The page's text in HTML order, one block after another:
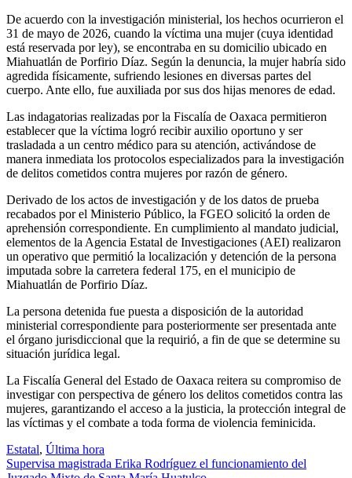
De acuerdo con la investigación ministerial, los hechos ocurrieron el
31 de mayo de 2026, cuando la víctima una mujer (cuya identidad
está reservada por ley), se encontraba en su domicilio ubicado en
Miahuatlán de Porfirio Díaz. Según la denuncia, la mujer habría sido
agredida físicamente, sufriendo lesiones en diversas partes del
cuerpo. Ante ello, fue auxiliada por sus dos hijas menores de edad.
Las indagatorias realizadas por la Fiscalía de Oaxaca permitieron
establecer que la víctima logró recibir auxilio oportuno y ser
trasladada a un centro médico para su atención, activándose de
manera inmediata los protocolos especializados para la investigación
de delitos cometidos contra mujeres por razón de género.
Derivado de los actos de investigación y de los datos de prueba
recabados por el Ministerio Público, la FGEO solicitó la orden de
aprehensión correspondiente. En cumplimiento al mandato judicial,
elementos de la Agencia Estatal de Investigaciones (AEI) realizaron
un operativo que permitió la localización y detención de la persona
imputada sobre la carretera federal 175, en el municipio de
Miahuatlán de Porfirio Díaz.
La persona detenida fue puesta a disposición de la autoridad
ministerial correspondiente para posteriormente ser presentada ante
el órgano jurisdiccional que la requirió, a fin de que se determine su
situación jurídica legal.
La Fiscalía General del Estado de Oaxaca reitera su compromiso de
investigar con perspectiva de género los delitos cometidos contra las
mujeres, garantizando el acceso a la justicia, la protección integral de
las víctimas y el combate a toda forma de violencia feminicida.
Estatal, Última hora
Navegación
Supervisa magistrada Erika Rodríguez el funcionamiento del